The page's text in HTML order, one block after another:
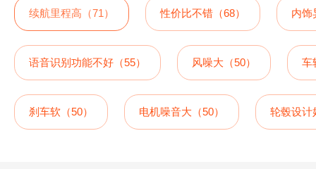
续航里程高（71） 性价比不错（68） 内饰
语音识别功能不好（55） 风噪大（50） 车
刹车软（50） 电机噪音大（50） 轮毂设计